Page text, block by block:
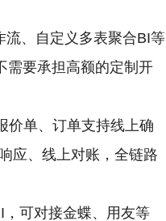
流、自定义多表聚合BI等
需要承担高额的定制开
价单、订单支持线上确
应、线上对账，全链路
，可对接金蝶、用友等